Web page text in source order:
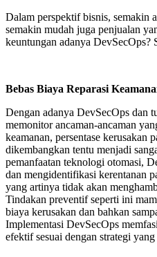
Dalam perspektif bisnis, semakin
semakin mudah juga penjualan
keuntungan adanya
Bebas Biaya Reparasi
Dengan adanya DevSecOps dan
memonitor ancaman-ancaman
keamanan, persentase kerusakan
dikembangkan tentu menjadi
pemanfaatan teknologi otomasi,
dan mengidentifikasi kerentanan
yang artinya tidak akan
Tindakan preventif seperti ini
biaya kerusakan dan bahkan
Implementasi DevSecOps
efektif sesuai dengan strategi